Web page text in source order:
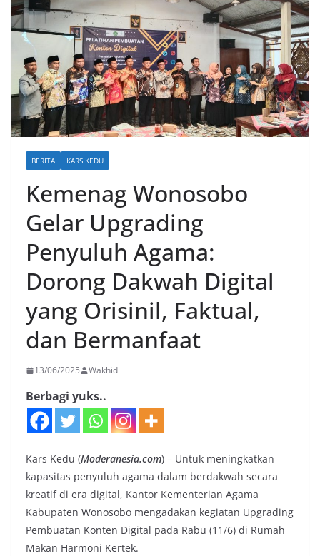
BERITA KARS KEDU
Kemenag Wonosobo
Gelar Upgrading
Penyuluh Agama:
Dorong Dakwah Digital
yang Orisinil, Faktual,
dan Bermanfaat
13/06/2025 Wakhid
Berbagi yuks..
Kars Kedu (Moderanesia.com) – Untuk meningkatkan
kapasitas penyuluh agama dalam berdakwah secara
kreatif di era digital, Kantor Kementerian Agama
Kabupaten Wonosobo mengadakan kegiatan Upgrading
Pembuatan Konten Digital pada Rabu (11/6) di Rumah
Makan Harmoni Kertek.